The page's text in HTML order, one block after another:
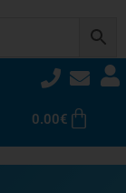
0.00€